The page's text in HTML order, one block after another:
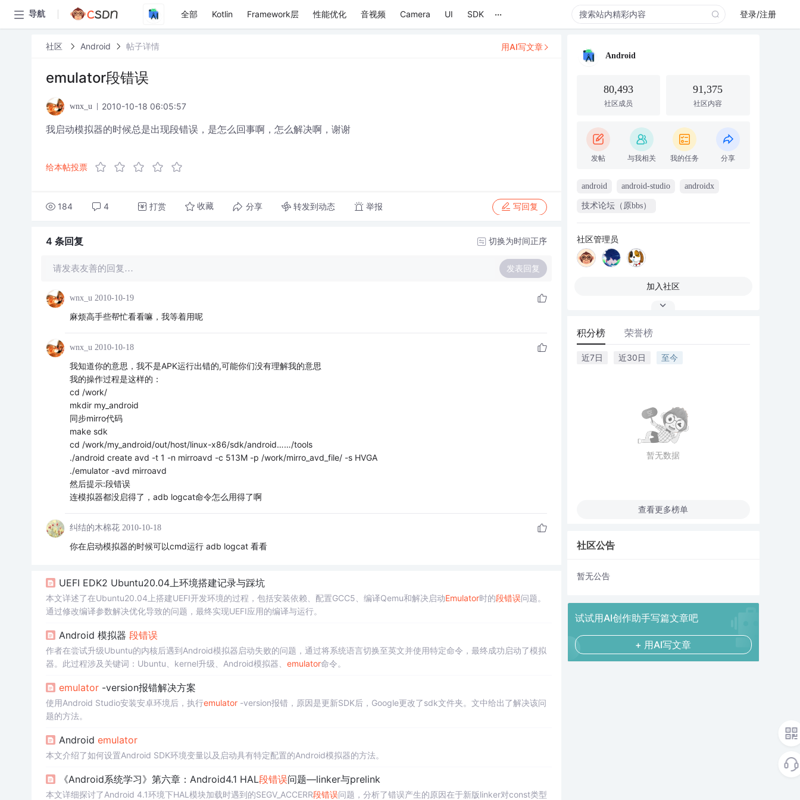
导航 全部 Kotlin Framework层 性能优化 音视频 Camera UI SDK ... 登录/注册
社区 Android 帖子详情
emulator段错误
wnx_u 2010-10-18 06:05:57
我启动模拟器的时候总是出现段错误，是怎么回事啊，怎么解决啊，谢谢
给本帖投票
184 4 打赏 收藏 分享 转发到动态 举报 写回复
用AI写文章
4 条回复 切换为时间正序
请发表友善的回复… 发表回复
wnx_u 2010-10-19
麻烦高手些帮忙看看嘛，我等着用呢
wnx_u 2010-10-18
我知道你的意思，我不是APK运行出错的,可能你们没有理解我的意思
我的操作过程是这样的：
cd /work/
mkdir my_android
同步mirro代码
make sdk
cd /work/my_android/out/host/linux-x86/sdk/android……/tools
./android create avd -t 1 -n mirroavd -c 513M -p /work/mirro_avd_file/ -s HVGA
./emulator -avd mirroavd
然后提示:段错误
连模拟器都没启得了，adb logcat命令怎么用得了啊
纠结的木棉花 2010-10-18
你在启动模拟器的时候可以cmd运行 adb logcat 看看
UEFI EDK2 Ubuntu20.04上环境搭建记录与踩坑
本文详述了在Ubuntu20.04上搭建UEFI开发环境的过程，包括安装依赖、配置GCC5、编译Qemu和解决启动Emulator时的段错误问题。
通过修改编译参数解决优化导致的问题，最终实现UEFI应用的编译与运行。
Android 模拟器 段错误
作者在尝试升级Ubuntu的内核后遇到Android模拟器启动失败的问题，通过将系统语言切换至英文并使用特定命令，最终成功启动了模拟
器。此过程涉及关键词：Ubuntu、kernel升级、Android模拟器、 emulator命令。
emulator-version报错解决方案
使用Android Studio安装安卓环境后，执行emulator-version报错，原因是更新SDK后，Google更改了sdk文件夹。文中给出了解决该问
题的方法。
Android emulator
本文介绍了如何设置Android SDK环境变量以及启动具有特定配置的Android模拟器的方法。
《Android系统学习》第六章：Android4.1 HAL段错误问题—linker与prelink
本文详细探讨了Android 4.1环境下HAL模块加载时遇到的SEGV_ACCERR段错误问题，分析了错误产生的原因在于新版linker对const类型
Android
80,493
社区成员
91,375
社区内容
发帖 与我相关 我的任务 分享
android android-studio androidx
技术论坛（原bbs）
社区管理员
加入社区
积分榜 荣誉榜
近7日 近30日 至今
暂无数据
查看更多榜单
社区公告
暂无公告
试试用AI创作助手写篇文章吧
+ 用AI写文章